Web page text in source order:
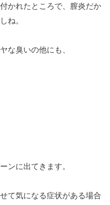
かれたところで、膣炎だか
ね。
な臭いの他にも、
ンに出てきます。
て気になる症状がある場合